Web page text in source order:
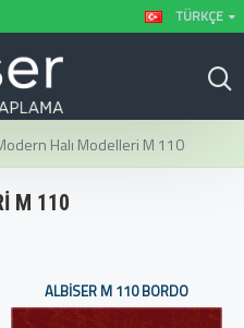
TÜRKÇE
Halı Modelleri M 110
M 110
ALBISER M 110 BORDO